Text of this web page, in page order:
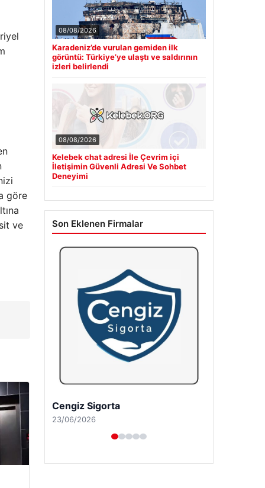
göre
ve
08/08/2026
Karadeniz’de vurulan gemiden ilk
görüntü: Türkiye’ye ulaştı ve saldırının
izleri belirlendi
08/08/2026
Kelebek chat adresi İle Çevrim içi
İletişimin Güvenli Adresi Ve Sohbet
Deneyimi
Son Eklenen Firmalar
Hastaş Beton
26/05/2026